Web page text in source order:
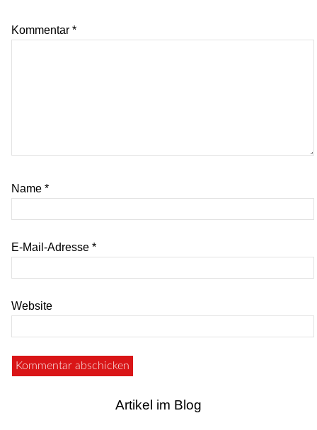
Kommentar *
Name *
E-Mail-Adresse *
Website
Artikel im Blog